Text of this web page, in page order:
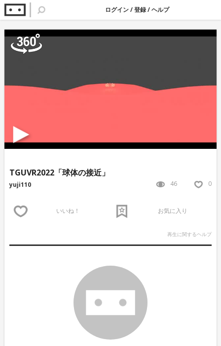
ログイン/登録/ヘルプ
TGUVR2022「球体の接近」
yuji110 46 0
いいね！ お気に入り
再生に関するヘルプ